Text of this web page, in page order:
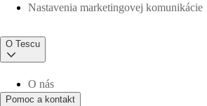
Nastavenia marketingovej komunikácie
O Tescu
O nás
Pomoc a kontakt